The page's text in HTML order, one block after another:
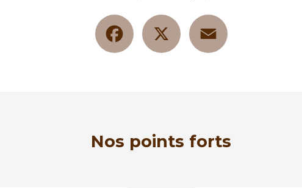
Facebook
Nos points forts